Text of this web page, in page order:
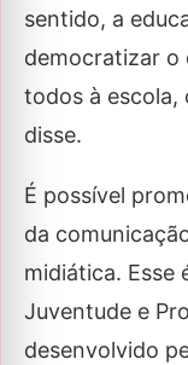
sentido, a
democratizar o
todos à escola,
disse.
É possível
da
midiática. Esse
Juventude e
desenvolvido